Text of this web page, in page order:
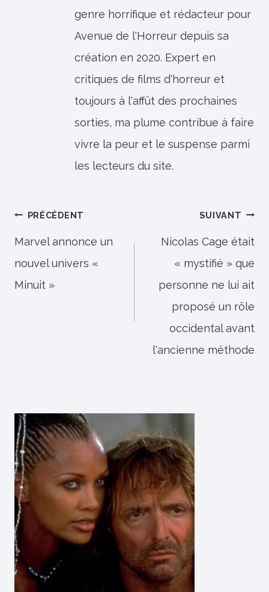
genre horrifique et rédacteur pour
Avenue de l'Horreur depuis sa
création en 2020. Expert en
critiques de films d'horreur et
toujours à l'affût des prochaines
sorties, ma plume contribue à faire
vivre la peur et le suspense parmi
les lecteurs du site.
Navigation
de
l’article
PRÉCÉDENT
Marvel annonce un
nouvel univers «
Minuit »
SUIVANT
Nicolas Cage était
« mystifié » que
personne ne lui ait
proposé un rôle
occidental avant
l'ancienne méthode